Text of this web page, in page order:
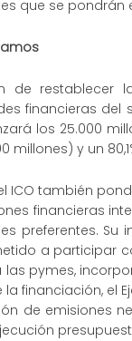
que se pondrán
de restablecer
financieras del
los 25.000
millones) y un
ICO también
financieras
preferentes. Su
a participar
las pymes,
la financiación, el
de emisiones